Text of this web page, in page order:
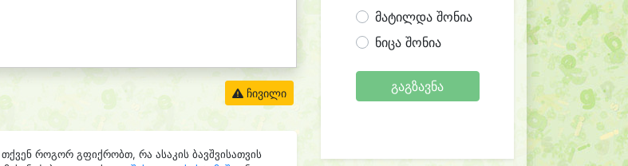
ჩივილი
როგორ გფიქრობთ, რა ასაკის ბავშვისათვის
მატილდა შონია
ნიცა შონია
გაგზავნა